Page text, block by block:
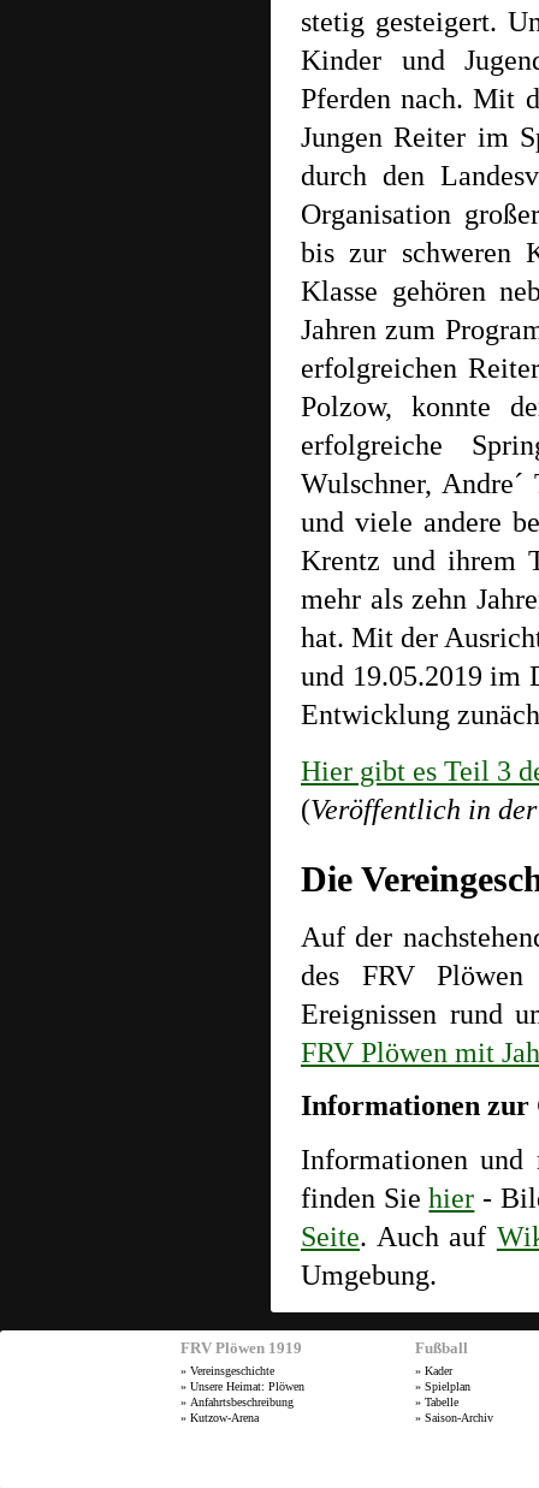
stetig gesteigert.
Kinder und
Pferden nach. Mit
Jungen Reiter im
durch den
Organisation
bis zur schweren
Klasse gehören
Jahren zum
erfolgreichen
Polzow, konnte
erfolgreiche
Wulschner,
und viele andere
Krentz und ihrem
mehr als zehn
hat. Mit der
und 19.05.2019 im
Entwicklung
Hier gibt es Teil 3
(Veröffentlich in
Die
Auf der
des FRV Plöwen
Ereignissen rund
FRV Plöwen mit
Informationen zur
Informationen und
finden Siehier -
Seite. Auch auf
Umgebung.
FRV Plöwen 1919
» Vereinsgeschichte
» Unsere Heimat: Plöwen
» Anfahrtsbeschreibung
» Kutzow-Arena
Fußball
» Kader
» Spielplan
» Tabelle
» Saison-Archiv